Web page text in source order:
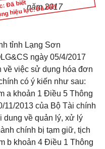
Đã biết
hiệu lực: Đã biết
năm 2017
tỉnh Lạng Sơn
ngày 05/4/2017
việc sử dụng hóa đơn
có ý kiến như sau:
a khoản 1 Điều 5 Thông
11/2013 của Bộ Tài chính
dung về quản lý, xử lý
chính bị tạm giữ, tịch
b khoản 4 Điều 1 Thông